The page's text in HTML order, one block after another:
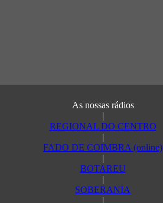
As nossas rádios
|
REGIONAL DO CENTRO
|
FADO DE COIMBRA (online)
|
BOTAREU
|
SOBERANIA
|